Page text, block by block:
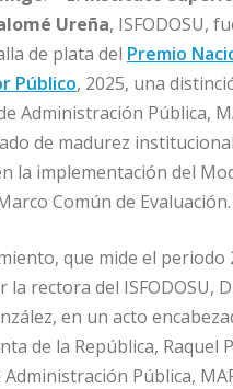
k
e
dI
n
at
s
A
p
p
ss
e
n
g
e
r
p
ti
r
Ureña, ISFODOSU,
de plata del Premio
Público, 2025, una
Administración Pública,
de madurez
la implementación del
Común de Evaluación.
que mide el periodo
la rectora del ISFODOSU,
en un acto
de la República, Raquel
Pública,